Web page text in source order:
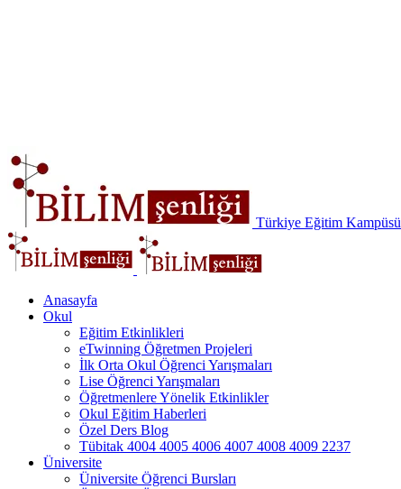
Türkiye Eğitim Kampüsü
Anasayfa
Okul
Eğitim Etkinlikleri
eTwinning Öğretmen Projeleri
İlk Orta Okul Öğrenci Yarışmaları
Lise Öğrenci Yarışmaları
Öğretmenlere Yönelik Etkinlikler
Okul Eğitim Haberleri
Özel Ders Blog
Tübitak 4004 4005 4006 4007 4008 4009 2237
Üniversite
Üniversite Öğrenci Bursları